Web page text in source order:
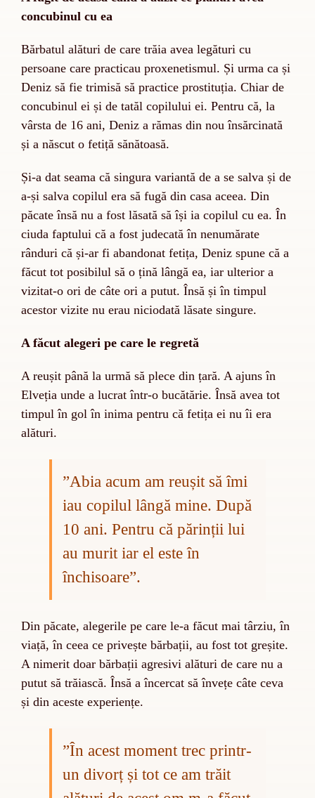
concubinul cu ea
Bărbatul alături de care trăia avea legături cu
persoane care practicau proxenetismul. Și urma ca și
Deniz să fie trimisă să practice prostituția. Chiar de
concubinul ei și de tatăl copilului ei. Pentru că, la
vârsta de 16 ani, Deniz a rămas din nou însărcinată
și a născut o fetiță sănătoasă.
Și-a dat seama că singura variantă de a se salva și de
a-și salva copilul era să fugă din casa aceea. Din
păcate însă nu a fost lăsată să își ia copilul cu ea. În
ciuda faptului că a fost judecată în nenumărate
rânduri că și-ar fi abandonat fetița, Deniz spune că a
făcut tot posibilul să o țină lângă ea, iar ulterior a
vizitat-o ori de câte ori a putut. Însă și în timpul
acestor vizite nu erau niciodată lăsate singure.
A făcut alegeri pe care le regretă
A reușit până la urmă să plece din țară. A ajuns în
Elveția unde a lucrat într-o bucătărie. Însă avea tot
timpul în gol în inima pentru că fetița ei nu îi era
alături.
”Abia acum am reușit să îmi
iau copilul lângă mine. După
10 ani. Pentru că părinții lui
au murit iar el este în
închisoare”.
Din păcate, alegerile pe care le-a făcut mai târziu, în
viață, în ceea ce privește bărbații, au fost tot greșite.
A nimerit doar bărbații agresivi alături de care nu a
putut să trăiască. Însă a încercat să învețe câte ceva
și din aceste experiențe.
”În acest moment trec printr-
un divorț și tot ce am trăit